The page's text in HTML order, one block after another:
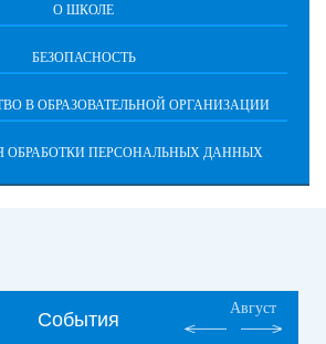
О ШКОЛЕ
БЕЗОПАСНОСТЬ
В ОБРАЗОВАТЕЛЬНОЙ ОРГАНИЗАЦИИ
ОБРАБОТКИ ПЕРСОНАЛЬНЫХ ДАННЫХ
События
Август